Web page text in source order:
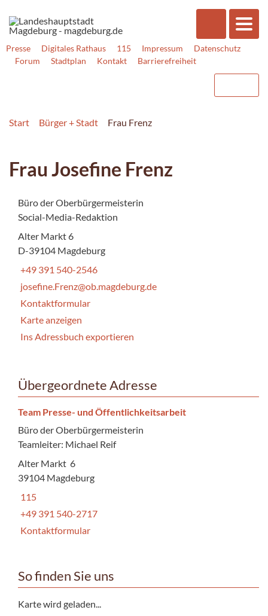
Presse Digitales Rathaus 115 Impressum
Datenschutz
Forum
Stadtplan Kontakt Barrierefreiheit
Start Bürger + Stadt Frau Frenz
Frau Josefine Frenz
Büro der Oberbürgermeisterin
Social-Media-Redaktion
Alter Markt 6
D-39104 Magdeburg
+49 391 540-2546
josefine.Frenz@ob.magdeburg.de
Kontaktformular
Karte anzeigen
Ins Adressbuch exportieren
Übergeordnete Adresse
Team Presse- und Öffentlichkeitsarbeit
Büro der Oberbürgermeisterin
Teamleiter: Michael Reif
Alter Markt 6
39104 Magdeburg
115
+49 391 540-2717
Kontaktformular
So finden Sie uns
Karte wird geladen...